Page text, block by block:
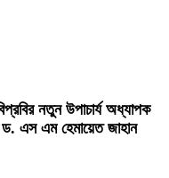
নতুন উপাচার্য অধ্যাপক
ড. এস এম হেমায়েত জাহান